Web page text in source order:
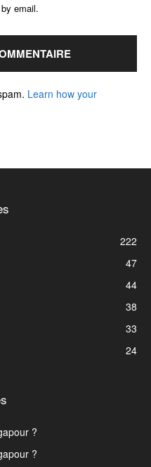
email.
Learn how your
222
47
44
38
33
24
?
?